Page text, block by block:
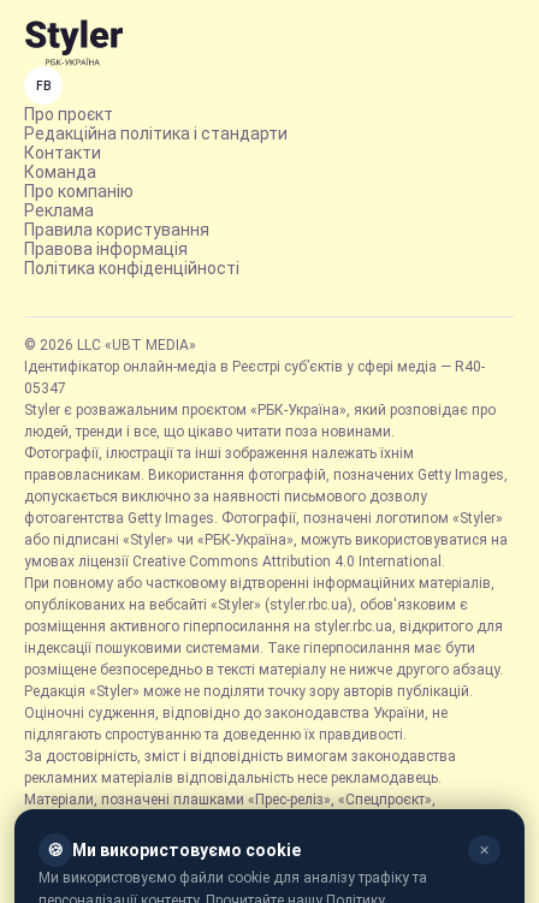
FB
Про проєкт
Редакційна політика і стандарти
Контакти
Команда
Про компанію
Реклама
Правила користування
Правова інформація
Політика конфіденційності
© 2026 LLC «UBT MEDIA»
Ідентифікатор онлайн-медіа в Реєстрі суб’єктів у сфері медіа — R40-
05347
Styler є розважальним проєктом «РБК-Україна», який розповідає про
людей, тренди і все, що цікаво читати поза новинами.
Фотографії, ілюстрації та інші зображення належать їхнім
правовласникам. Використання фотографій, позначених Getty Images,
допускається виключно за наявності письмового дозволу
фотоагентства Getty Images. Фотографії, позначені логотипом «Styler»
або підписані «Styler» чи «РБК-Україна», можуть використовуватися на
умовах ліцензії Creative Commons Attribution 4.0 International.
При повному або частковому відтворенні інформаційних матеріалів,
опублікованих на вебсайті «Styler» (styler.rbc.ua), обов'язковим є
розміщення активного гіперпосилання на styler.rbc.ua, відкритого для
індексації пошуковими системами. Таке гіперпосилання має бути
розміщене безпосередньо в тексті матеріалу не нижче другого абзацу.
Редакція «Styler» може не поділяти точку зору авторів публікацій.
Оціночні судження, відповідно до законодавства України, не
підлягають спростуванню та доведенню їх правдивості.
За достовірність, зміст і відповідність вимогам законодавства
рекламних матеріалів відповідальність несе рекламодавець.
Матеріали, позначені плашками «Прес-реліз», «Спецпроєкт»,
розміщуються на правах реклами.
Рубрика «Новини компаній» є інформаційним форматом, що містить
новини, повідомлення та оголошення, пов'язані з діяльністю
🍪 Ми використовуємо cookie ✕
Ми використовуємо файли cookie для аналізу трафіку та